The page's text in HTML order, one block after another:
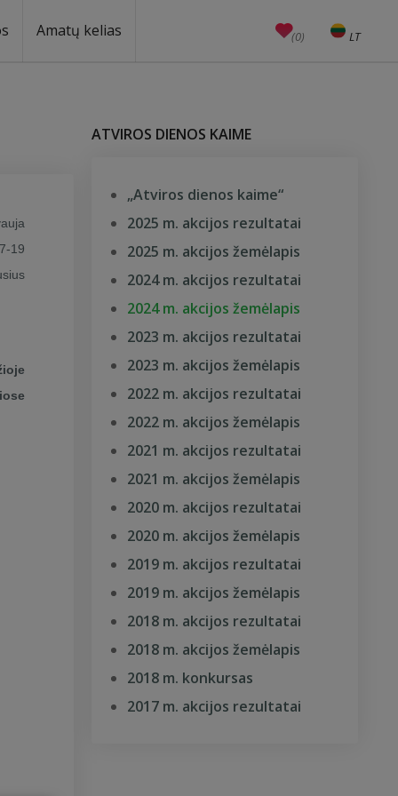
Amatų kelias (0) LT
EN
19
ATVIROS DIENOS KAIME
„Atviros dienos kaime“
2025 m. akcijos rezultatai
2025 m. akcijos žemėlapis
2024 m. akcijos rezultatai
2024 m. akcijos žemėlapis
2023 m. akcijos rezultatai
2023 m. akcijos žemėlapis
2022 m. akcijos rezultatai
2022 m. akcijos žemėlapis
2021 m. akcijos rezultatai
2021 m. akcijos žemėlapis
2020 m. akcijos rezultatai
2020 m. akcijos žemėlapis
2019 m. akcijos rezultatai
2019 m. akcijos žemėlapis
2018 m. akcijos rezultatai
2018 m. akcijos žemėlapis
2018 m. konkursas
2017 m. akcijos rezultatai